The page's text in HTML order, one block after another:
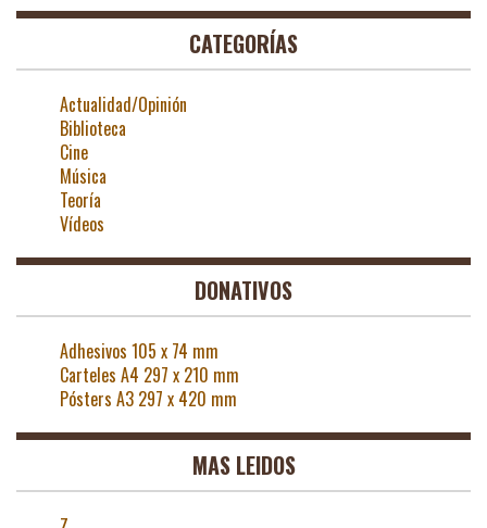
CATEGORÍAS
Actualidad/Opinión
Biblioteca
Cine
Música
Teoría
Vídeos
DONATIVOS
Adhesivos 105 x 74 mm
Carteles A4 297 x 210 mm
Pósters A3 297 x 420 mm
MAS LEIDOS